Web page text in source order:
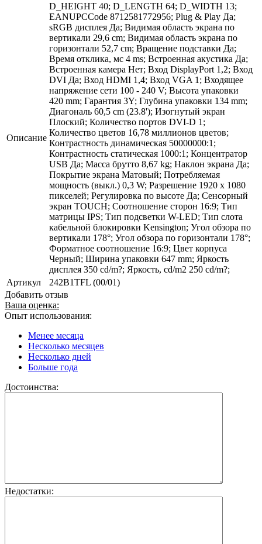
Описание
D_HEIGHT 40; D_LENGTH 64; D_WIDTH 13;
EANUPCCode 8712581772956; Plug & Play Да;
sRGB дисплея Да; Видимая область экрана по
вертикали 29,6 cm; Видимая область экрана по
горизонтали 52,7 cm; Вращение подставки Да;
Время отклика, мс 4 ms; Встроенная акустика Да;
Встроенная камера Нет; Вход DisplayPort 1,2; Вход
DVI Да; Вход HDMI 1,4; Вход VGA 1; Входящее
напряжение сети 100 - 240 V; Высота упаковки
420 mm; Гарантия 3Y; Глубина упаковки 134 mm;
Диагональ 60,5 cm (23.8'); Изогнутый экран
Плоский; Количество портов DVI-D 1;
Количество цветов 16,78 миллионов цветов;
Контрастность динамическая 50000000:1;
Контрастность статическая 1000:1; Концентратор
USB Да; Масса брутто 8,67 kg; Наклон экрана Да;
Покрытие экрана Матовый; Потребляемая
мощность (выкл.) 0,3 W; Разрешение 1920 x 1080
пикселей; Регулировка по высоте Да; Сенсорный
экран TOUCH; Соотношение сторон 16:9; Тип
матрицы IPS; Тип подсветки W-LED; Тип слота
кабельной блокировки Kensington; Угол обзора по
вертикали 178°; Угол обзора по горизонтали 178°;
Форматное соотношение 16:9; Цвет корпуса
Черный; Ширина упаковки 647 mm; Яркость
дисплея 350 cd/m?; Яркость, cd/m2 250 cd/m?;
Артикул
242B1TFL (00/01)
Добавить отзыв
Ваша оценка:
Опыт использования:
Менее месяца
Несколько месяцев
Несколько дней
Больше года
Достоинства:
Недостатки: